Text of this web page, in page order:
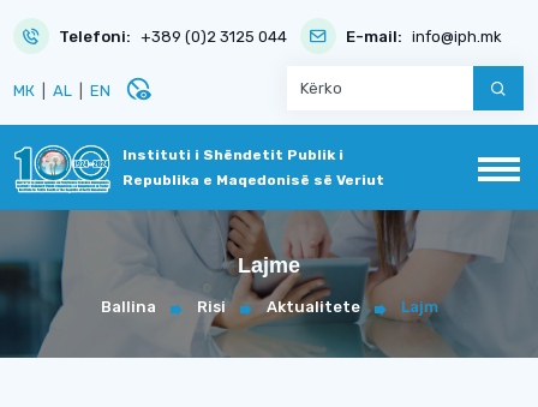
Telefoni: +389 (0)2 3125 044 E-mail: info@iph.mk
МК AL EN disabled_visible
Instituti i Shëndetit Publik i
Republika e Maqedonisë së Veriut
Lajme
Ballina Risi Aktualitete Lajm